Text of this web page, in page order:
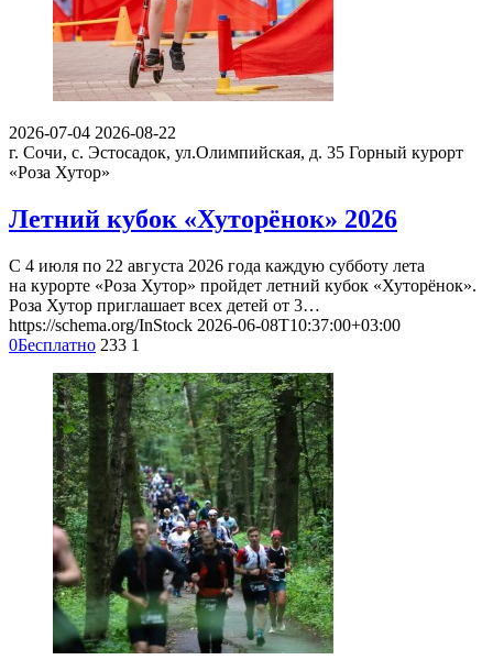
2026-07-04 2026-08-22
г. Сочи, с. Эстосадок, ул.Олимпийская, д. 35 Горный курорт
«Роза Хутор»
Летний кубок «Хуторёнок» 2026
С 4 июля по 22 августа 2026 года каждую субботу лета
на курорте «Роза Хутор» пройдет летний кубок «Хуторёнок».
Роза Хутор приглашает всех детей от 3…
https://schema.org/InStock 2026-06-08T10:37:00+03:00
0Бесплатно 233 1